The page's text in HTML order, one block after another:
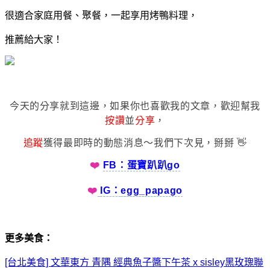
很適合家庭用餐、聚餐，一起享用烤鴨料理，
推薦給大家！
今天的分享就到這邊，如果你也喜歡我的文章，歡迎幫我
按讚並分享 ，
追蹤獲得最即時的動態消息～我們下次見，掰掰 👋
❤️ FB：蛋寶趴趴go
❤️ IG：egg_papago
更多美食：
[台北美食] 文華東方 青隅 經典魚子醬下午茶 x sisley黑玫瑰聯